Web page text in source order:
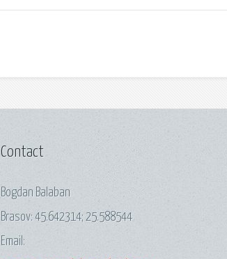
Contact
Bogdan Balaban
Brasov: 45.642314;25.588544
Email: